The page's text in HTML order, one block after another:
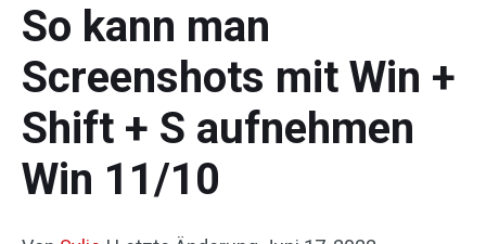
So kann man
Screenshots mit Win +
Shift + S aufnehmen
Win 11/10